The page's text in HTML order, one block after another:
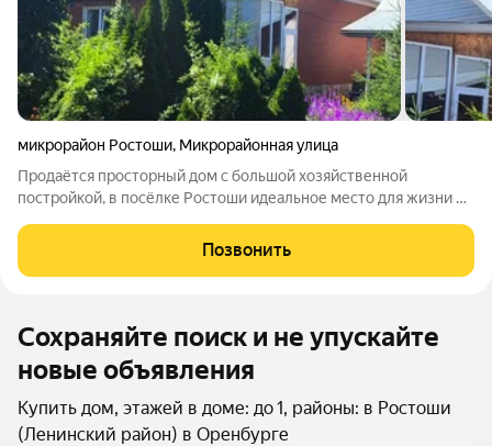
микрорайон Ростоши, Микрорайонная улица
Продаётся просторный дом с большой хозяйственной
постройкой, в посёлке Ростоши идеальное место для жизни и
для круглогодичного проживания. Просторные комнаты, всё
продумано для удобства. Хоз
Позвонить
Сохраняйте поиск и не упускайте
новые объявления
Купить дом, этажей в доме: до 1, районы: в Ростоши
(Ленинский район) в Оренбурге